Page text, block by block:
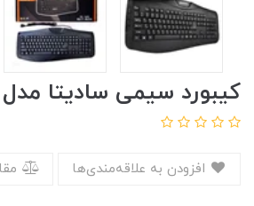
کیبورد سیمی سادیتا مدل SK-1600